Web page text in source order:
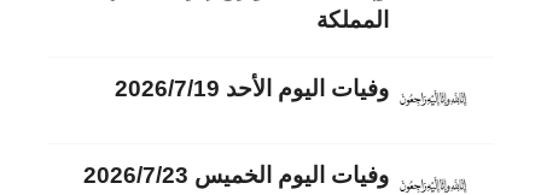
المملكة
وفيات اليوم الأحد 2026/7/19
وفيات اليوم الخميس 2026/7/23